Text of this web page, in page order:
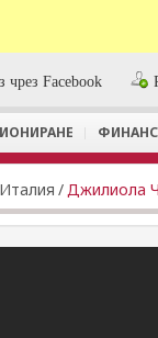
чрез Facebook
Италия /Джилиола